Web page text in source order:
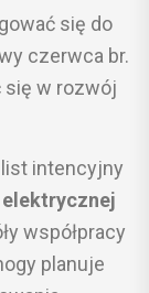
się do
czerwca br.
się w rozwój
intencyjny
współpracy
planuje